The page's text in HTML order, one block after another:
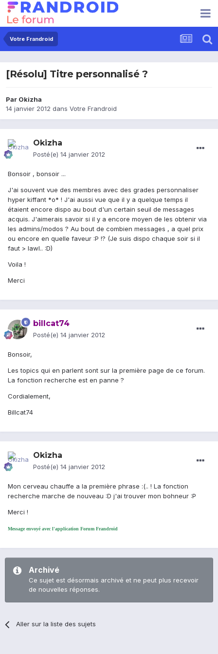
Votre Frandroid
[Résolu] Titre personnalisé ?
Par Okizha
14 janvier 2012 dans Votre Frandroid
Okizha
Posté(e) 14 janvier 2012
Bonsoir , bonsoir ...
J'ai souvent vue des membres avec des grades personnaliser
hyper kiffant *o* ! J'ai aussi vue que il y a quelque temps il
étaient encore dispo au bout d'un certain seuil de messages
acquis. J'aimerais savoir si il y a encore moyen de les obtenir via
les admins/modos ? Au bout de combien messages , a quel prix
ou encore en quelle faveur :P !? (Je suis dispo chaque soir si il
faut > lawl.. :D)
Voila !
Merci
billcat74
Posté(e) 14 janvier 2012
Bonsoir,
Les topics qui en parlent sont sur la première page de ce forum.
La fonction recherche est en panne ?
Cordialement,
Billcat74
Okizha
Posté(e) 14 janvier 2012
Mon cerveau chauffe a la première phrase :(.. ! La fonction
recherche marche de nouveau :D j'ai trouver mon bohneur :P
Merci !
Message envoyé avec l'application Forum Frandroid
Archivé
Ce sujet est désormais archivé et ne peut plus recevoir
de nouvelles réponses.
Aller sur la liste des sujets